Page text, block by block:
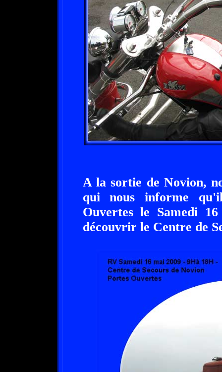
A la sortie de Novion,
qui nous informe
Ouvertes le Samedi
découvrir le Centre de